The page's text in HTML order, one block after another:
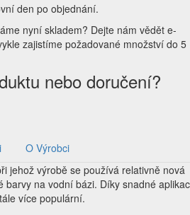
den po objednání.
nyní skladem? Dejte nám vědět e-
zajistíme požadované množství do 5
nebo doručení?
O Výrobci
jehož výrobě se používá relativně nová
barvy na vodní bázi. Díky snadné
více populární.